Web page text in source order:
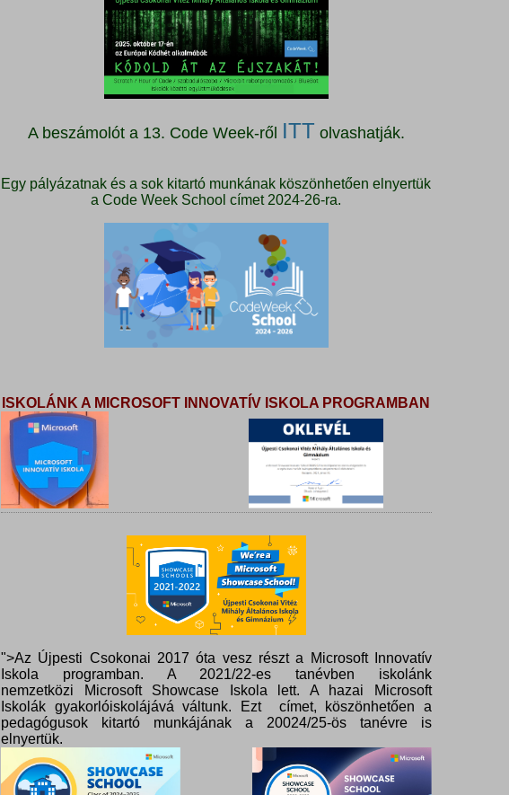
A beszámolót a 13. Code Week-ről ITT olvashatják.
Egy pályázatnak és a sok kitartó munkának köszönhetően elnyertük
a Code Week School címet 2024-26-ra.
ISKOLÁNK A MICROSOFT INNOVATÍV ISKOLA PROGRAMBAN
">Az Újpesti Csokonai 2017 óta vesz részt a Microsoft Innovatív
Iskola programban. A 2021/22-es tanévben iskolánk
nemzetközi Microsoft Showcase Iskola lett. A hazai Microsoft
Iskolák gyakorlóiskolájává váltunk. Ezt címet, köszönhetően a
pedagógusok kitartó munkájának a 20024/25-ös tanévre is
elnyertük.